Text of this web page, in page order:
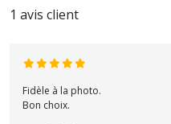
1 avis client
Fidèle à la photo.
Bon choix.